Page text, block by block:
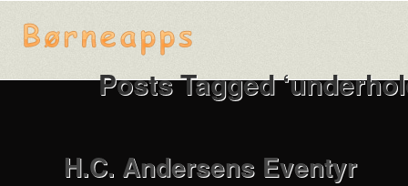
Posts Tagged
H.C. Andersens Eventyr